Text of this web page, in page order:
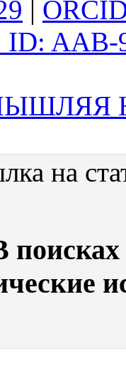
AAB-
на